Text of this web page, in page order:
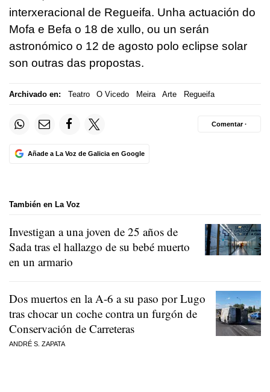
interxeracional de Regueifa. Unha actuación do
Mofa e Befa o 18 de xullo, ou un serán
astronómico o 12 de agosto polo eclipse solar
son outras das propostas.
Archivado en: Teatro O Vicedo Meira Arte Regueifa
Añade a La Voz de Galicia en Google
Comentar ·
También en La Voz
Investigan a una joven de 25 años de
Sada tras el hallazgo de su bebé muerto
en un armario
Dos muertos en la A-6 a su paso por Lugo
tras chocar un coche contra un furgón de
Conservación de Carreteras
ANDRÉ S. ZAPATA